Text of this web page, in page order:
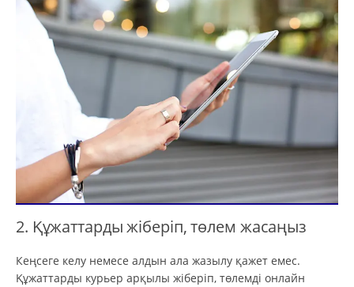
2. Құжаттарды жіберіп, төлем жасаңыз
Кеңсеге келу немесе алдын ала жазылу қажет емес.
Құжаттарды курьер арқылы жіберіп, төлемді онлайн